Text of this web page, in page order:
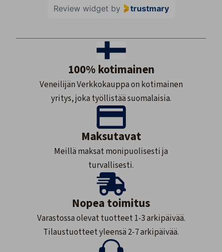
Review widget by trustmary
100% kotimainen
Veneilijän Verkkokauppa on kotimainen
yritys, joka työllistää suomalaisia.
Maksutavat
Meillä maksat monipuolisesti ja
turvallisesti.
Nopea toimitus
Varastossa olevat tuotteet 1-3 arkipäivää.
Tilaustuotteet yleensä 2-7 arkipäivää.